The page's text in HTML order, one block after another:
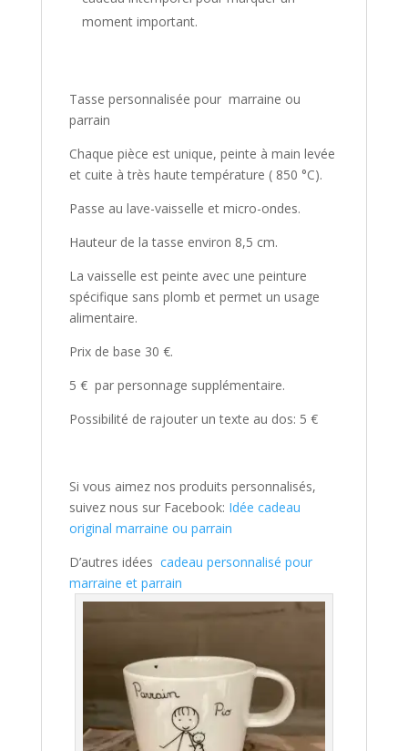
moment important.
Tasse personnalisée pour marraine ou
parrain
Chaque pièce est unique, peinte à main levée
et cuite à très haute température ( 850 °C).
Passe au lave-vaisselle et micro-ondes.
Hauteur de la tasse environ 8,5 cm.
La vaisselle est peinte avec une peinture
spécifique sans plomb et permet un usage
alimentaire.
Prix de base 30 €.
5 € par personnage supplémentaire.
Possibilité de rajouter un texte au dos: 5 €
Si vous aimez nos produits personnalisés,
suivez nous sur Facebook: Idée cadeau
original marraine ou parrain
D’autres idées cadeau personnalisé pour
marraine et parrain